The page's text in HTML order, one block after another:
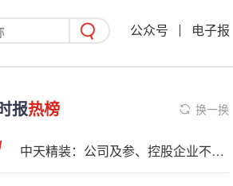
公众号 电子报
报热榜 换一换
中天精装：公司及参、控股企业不存在因!依赖—国外关键设备而被卡脖子的情形